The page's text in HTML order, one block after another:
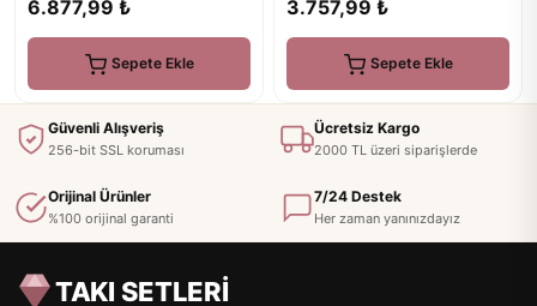
6.877,99 ₺
Sepete Ekle
3.757,99 ₺
Sepete Ekle
Güvenli Alışveriş
256-bit SSL koruması
Ücretsiz Kargo
2000 TL üzeri siparişlerde
Orijinal Ürünler
%100 orijinal garanti
7/24 Destek
Her zaman yanınızdayız
TAKI SETLERİ